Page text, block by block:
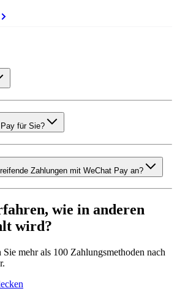
für Sie?
Zahlungen mit WeChat Pay an?
wie in anderen
wird?
mehr als 100 Zahlungsmethoden nach